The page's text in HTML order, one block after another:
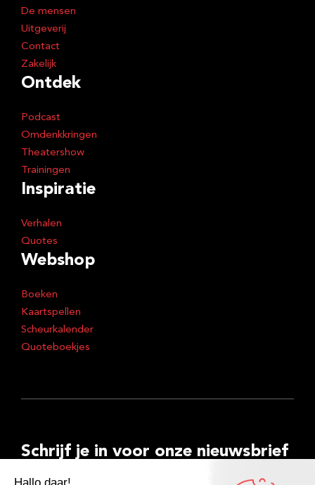
De mensen
Uitgeverij
Contact
Zakelijk
Ontdek
Podcast
Omdenkkringen
Theatershow
Trainingen
Inspiratie
Verhalen
Quotes
Webshop
Boeken
Kaartspellen
Scheurkalender
Quoteboekjes
Schrijf je in voor onze nieuwsbrief